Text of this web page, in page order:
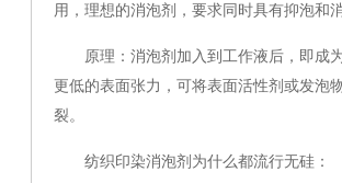
用，理想的消泡剂，要求同时具有抑泡和
原理：消泡剂加入到工作液后，即成为
更低的表面张力，可将表面活性剂或发泡
裂。
纺织印染消泡剂为什么都流行无硅：